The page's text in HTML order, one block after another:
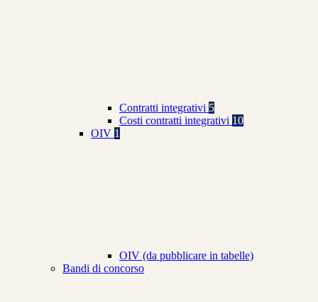
Contratti integrativi 5
Costi contratti integrativi 10
OIV 1
OIV (da pubblicare in tabelle)
Bandi di concorso